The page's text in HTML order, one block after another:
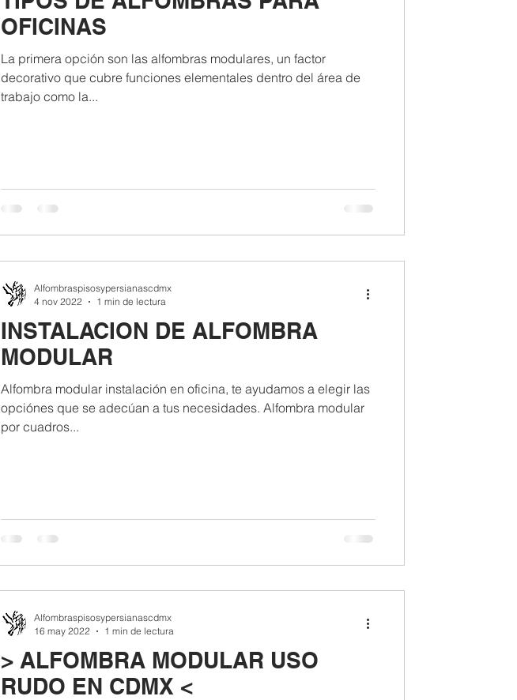
OFICINAS
La primera opción son las alfombras modulares, un factor
decorativo que cubre funciones elementales dentro del área de
trabajo como la...
INSTALACION DE ALFOMBRA
MODULAR
Alfombra modular instalación en oficina, te ayudamos a elegir las
opciónes que se adecúan a tus necesidades. Alfombra modular
por cuadros...
Alfombraspisosypersianascdmx
4 nov 2022
1 min de lectura
> ALFOMBRA MODULAR USO
RUDO EN CDMX <
Alfombraspisosypersianascdmx
16 may 2022
1 min de lectura